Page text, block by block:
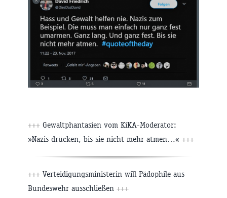
+++ Gewaltphantasien vom KiKA-Moderator:
»Nazis drücken, bis sie nicht mehr atmen…« +++
+++ Verteidigungsministerin will Pädophile aus
Bundeswehr ausschließen +++